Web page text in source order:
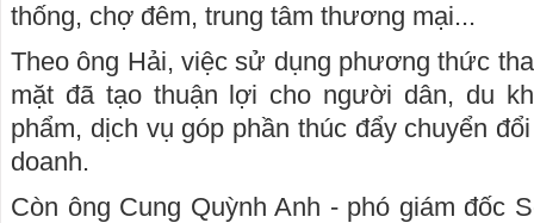
thống, chợ đêm, trung tâm thương mại...
Theo ông Hải, việc sử dụng phương thức
mặt đã tạo thuận lợi cho người dân, du
phẩm, dịch vụ góp phần thúc đẩy chuyển
doanh.
Còn ông Cung Quỳnh Anh - phó giám đốc